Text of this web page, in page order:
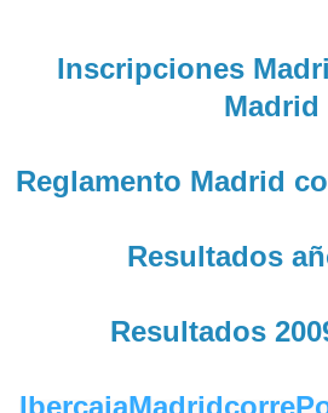
Inscripciones
Madrid
Reglamento Madrid
Resultados
Resultados